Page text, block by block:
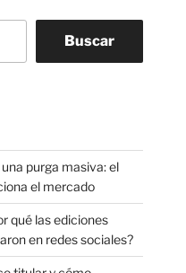
Buscar
purga masiva: el
el mercado
qué las ediciones
en redes sociales?